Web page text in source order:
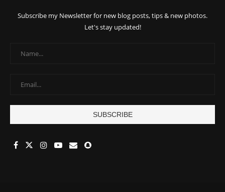
Subscribe my Newsletter for new blog posts, tips & new photos.
Let's stay updated!